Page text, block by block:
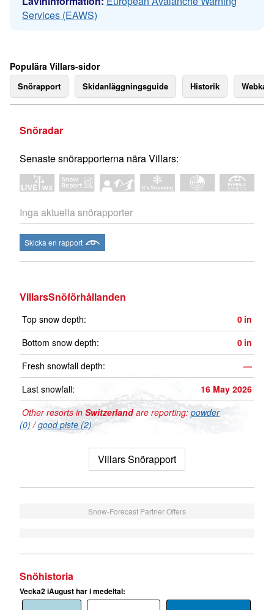
Services (EAWS)
Populära Villars-sidor
Snörapport Skidanläggningsguide Historik
Snöradar
Senaste snörapporterna nära Villars:
Inga aktuella snörapporter
Skicka en rapport
VillarsSnöförhållanden
Top snow depth: 0 in
Bottom snow depth:
0 in
Fresh snowfall depth:
—
Last snowfall:
16 May 2026
Other resorts in Switzerlandare reporting: powder
(0) /good piste (2)
Villars Snörapport
Snow-Forecast Partner Offers
Snöhistoria
Vecka2 iAugust har i medeltal: